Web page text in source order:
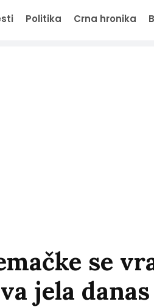
Politika Crna hronika
se
jela